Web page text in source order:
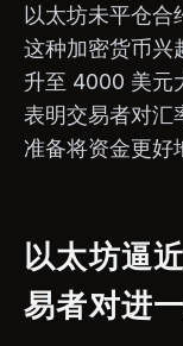
以太坊未平仓合
这种加密货币兴
升至 4000 美元
表明交易者对汇
准备将资金更好
以太坊逼
易者对进